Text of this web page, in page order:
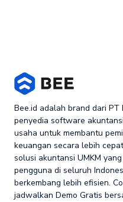
Bee.id adalah brand dari
penyedia software
usaha untuk membantu
keuangan secara lebih
solusi akuntansi UMKM
pengguna di seluruh
berkembang lebih efisien.
jadwalkan Demo Gratis